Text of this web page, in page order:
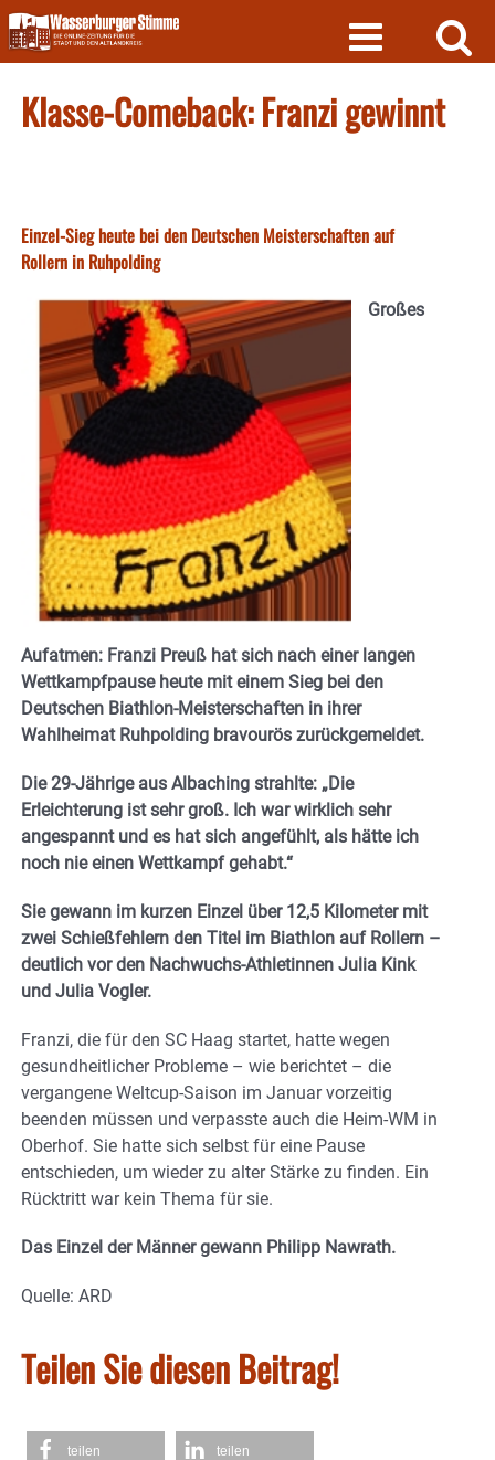
Skip
to
content
Klasse-Comeback: Franzi gewinnt
Einzel-Sieg heute bei den Deutschen Meisterschaften auf
Rollern in Ruhpolding
Großes
Aufatmen: Franzi Preuß hat sich nach einer langen
Wettkampfpause heute mit einem Sieg bei den
Deutschen Biathlon-Meisterschaften in ihrer
Wahlheimat Ruhpolding bravourös zurückgemeldet.
Die 29-Jährige aus Albaching strahlte: „Die
Erleichterung ist sehr groß. Ich war wirklich sehr
angespannt und es hat sich angefühlt, als hätte ich
noch nie einen Wettkampf gehabt.“
Sie gewann im kurzen Einzel über 12,5 Kilometer mit
zwei Schießfehlern den Titel im Biathlon auf Rollern –
deutlich vor den Nachwuchs-Athletinnen Julia Kink
und Julia Vogler.
Franzi, die für den SC Haag startet, hatte wegen
gesundheitlicher Probleme – wie berichtet – die
vergangene Weltcup-Saison im Januar vorzeitig
beenden müssen und verpasste auch die Heim-WM in
Oberhof. Sie hatte sich selbst für eine Pause
entschieden, um wieder zu alter Stärke zu finden. Ein
Rücktritt war kein Thema für sie.
Das Einzel der Männer gewann Philipp Nawrath.
Quelle: ARD
Teilen Sie diesen Beitrag!
teilen teilen